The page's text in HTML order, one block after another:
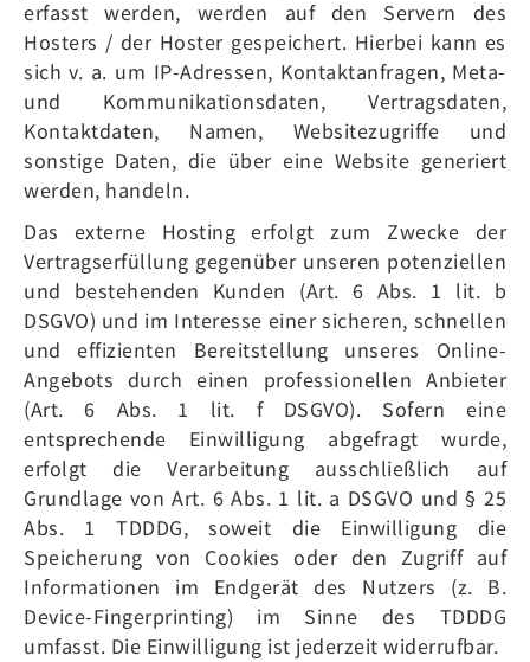
erfasst werden, werden auf den Servern des
Hosters / der Hoster gespeichert. Hierbei kann es
sich v. a. um IP-Adressen, Kontaktanfragen, Meta-
und Kommunikationsdaten, Vertragsdaten,
Kontaktdaten, Namen, Websitezugriffe und
sonstige Daten, die über eine Website generiert
werden, handeln.
Das externe Hosting erfolgt zum Zwecke der
Vertragserfüllung gegenüber unseren potenziellen
und bestehenden Kunden (Art. 6 Abs. 1 lit. b
DSGVO) und im Interesse einer sicheren, schnellen
und effizienten Bereitstellung unseres Online-
Angebots durch einen professionellen Anbieter
(Art. 6 Abs. 1 lit. f DSGVO). Sofern eine
entsprechende Einwilligung abgefragt wurde,
erfolgt die Verarbeitung ausschließlich auf
Grundlage von Art. 6 Abs. 1 lit. a DSGVO und § 25
Abs. 1 TDDDG, soweit die Einwilligung die
Speicherung von Cookies oder den Zugriff auf
Informationen im Endgerät des Nutzers (z. B.
Device-Fingerprinting) im Sinne des TDDDG
umfasst. Die Einwilligung ist jederzeit widerrufbar.